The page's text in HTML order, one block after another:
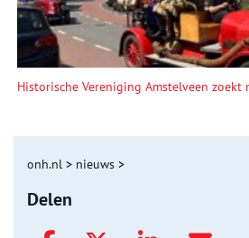
Historische Vereniging Amstelveen zoekt
onh.nl > nieuws >
Delen